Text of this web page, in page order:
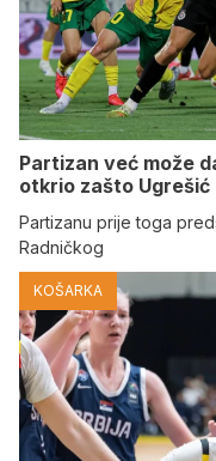
Partizan već može
otkrio zašto Ugrešić
Partizanu prije toga
Radničkog
KOŠARKA